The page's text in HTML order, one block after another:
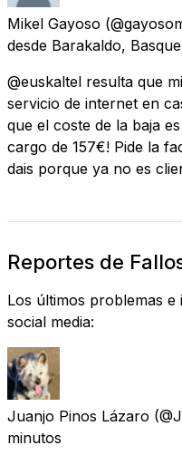
Mikel Gayoso
desde Barakaldo,
@euskaltel resulta que
servicio de internet en
que el coste de la baja
cargo de 157€! Pide la
dais porque ya no es
Reportes de
Los últimos problemas
social media:
Juanjo Pinos Lázaro
minutos